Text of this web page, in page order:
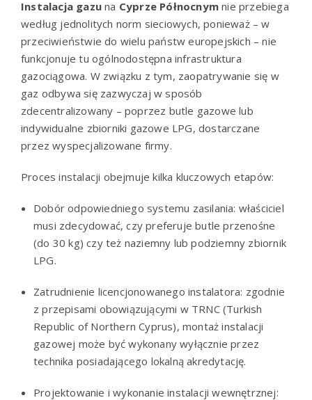
Instalacja gazu na Cyprze Północnym nie przebiega
według jednolitych norm sieciowych, ponieważ – w
przeciwieństwie do wielu państw europejskich – nie
funkcjonuje tu ogólnodostępna infrastruktura
gazociągowa. W związku z tym, zaopatrywanie się w
gaz odbywa się zazwyczaj w sposób
zdecentralizowany – poprzez butle gazowe lub
indywidualne zbiorniki gazowe LPG, dostarczane
przez wyspecjalizowane firmy.
Proces instalacji obejmuje kilka kluczowych etapów:
Dobór odpowiedniego systemu zasilania: właściciel
musi zdecydować, czy preferuje butle przenośne
(do 30 kg) czy też naziemny lub podziemny zbiornik
LPG.
Zatrudnienie licencjonowanego instalatora: zgodnie
z przepisami obowiązującymi w TRNC (Turkish
Republic of Northern Cyprus), montaż instalacji
gazowej może być wykonany wyłącznie przez
technika posiadającego lokalną akredytację.
Projektowanie i wykonanie instalacji wewnętrznej: